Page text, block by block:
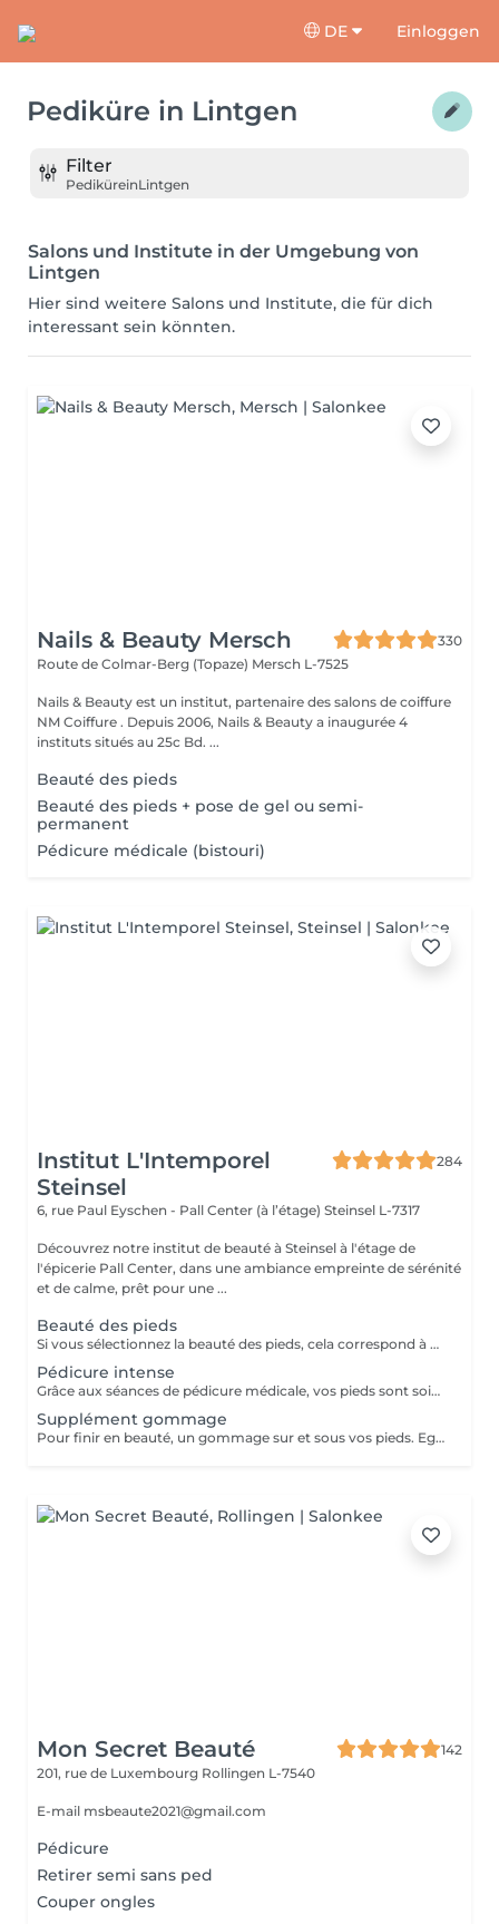
DE Einloggen
Pediküre in Lintgen
Filter
PediküreinLintgen
Salons und Institute in der Umgebung von
Lintgen
Hier sind weitere Salons und Institute, die für dich
interessant sein könnten.
Nails & Beauty Mersch
330
Route de Colmar-Berg (Topaze) Mersch L-7525
Nails & Beauty est un institut, partenaire des salons de coiffure
NM Coiffure . Depuis 2006, Nails & Beauty a inaugurée 4
instituts situés au 25c Bd. ...
Beauté des pieds
Beauté des pieds + pose de gel ou semi-
permanent
Pédicure médicale (bistouri)
Institut L'Intemporel
Steinsel
284
6, rue Paul Eyschen - Pall Center (à l’étage) Steinsel L-7317
Découvrez notre institut de beauté à Steinsel à l'étage de
l'épicerie Pall Center, dans une ambiance empreinte de sérénité
et de calme, prêt pour une ...
Beauté des pieds
Si vous sélectionnez la beauté des pieds, cela correspond à couper et limer les ongles, repousser et couper mes cuticules, râper et masser les pieds. Si vous avez des soucis tels que : cors, ongles incarnés, ongles épaissis, mycoses ou tout autre douleur spécifique merci de sélectionner la pédicure qui est médicale.
Pédicure intense
Grâce aux séances de pédicure médicale, vos pieds sont soignés et traités en profondeur. En termes de soins de soi, les pieds sont souvent la partie du corps oubliée. C'est pourtant l'une de celles qui subit le plus votre quotidien. Ongles incarnés, cors, durillons et autres crevasses, sont des sources d'inconfort qui peuvent aisément être évitées si un soin est apporté assez tôt . Nos séances de pédicure médicale vous permettent une prise en charge complète de vos pieds. Du soin d'entretien au traitement plus profond, vos pieds sont massés, traités et soignés avec toute l'expertise de nos pédicures. Conseillée toutes les 4 semaines.
Supplément gommage
Pour finir en beauté, un gommage sur et sous vos pieds. Egalement entre les orteils. Pour une meilleure pénétration de la crème pieds.
Mon Secret Beauté
142
201, rue de Luxembourg Rollingen L-7540
E-mail msbeaute2021@gmail.com
Pédicure
Retirer semi sans ped
Couper ongles